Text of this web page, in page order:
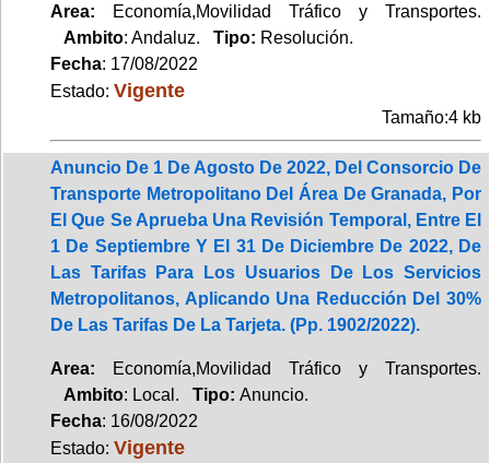
Area: Economía,Movilidad Tráfico y Transportes.
Ambito: Andaluz. Tipo: Resolución.
Fecha: 17/08/2022
Estado: Vigente
Tamaño:4 kb
Anuncio De 1 De Agosto De 2022, Del Consorcio De
Transporte Metropolitano Del Área De Granada, Por
El Que Se Aprueba Una Revisión Temporal, Entre El
1 De Septiembre Y El 31 De Diciembre De 2022, De
Las Tarifas Para Los Usuarios De Los Servicios
Metropolitanos, Aplicando Una Reducción Del 30%
De Las Tarifas De La Tarjeta. (Pp. 1902/2022).
Area: Economía,Movilidad Tráfico y Transportes.
Ambito: Local. Tipo: Anuncio.
Fecha: 16/08/2022
Estado: Vigente